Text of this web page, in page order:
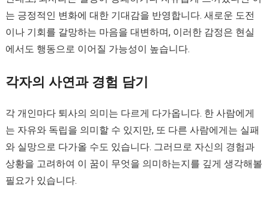
는 긍정적인 변화에 대한 기대감을 반영합니다. 새로운 도전
이나 기회를 갈망하는 마음을 대변하며, 이러한 감정은 현실
에서도 행동으로 이어질 가능성이 높습니다.
각자의 사연과 경험 담기
각 개인마다 퇴사의 의미는 다르게 다가옵니다. 한 사람에게
는 자유와 독립을 의미할 수 있지만, 또 다른 사람에게는 실패
와 실망으로 다가올 수도 있습니다. 그러므로 자신의 경험과
상황을 고려하여 이 꿈이 무엇을 의미하는지를 깊게 생각해볼
필요가 있습니다.